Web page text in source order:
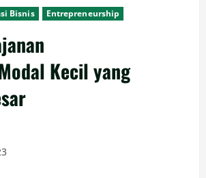
Bisnis Entrepreneurship
Kecil yang